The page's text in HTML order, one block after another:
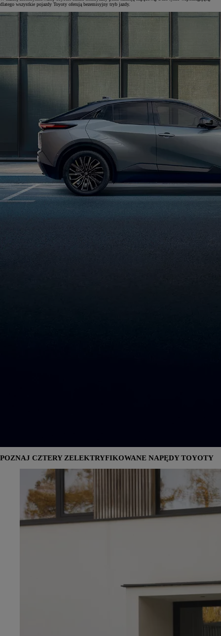
dlatego wszystkie pojazdy Toyoty oferują bezemisyjny tryb jazdy.
POZNAJ CZTERY ZELEKTRYFIKOWANE NAPĘDY TOYOTY